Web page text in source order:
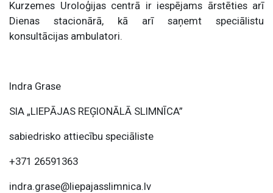
Kurzemes Uroloģijas centrā ir iespējams ārstēties arī
Dienas stacionārā, kā arī saņemt speciālistu
konsultācijas ambulatori.
Indra Grase
SIA „LIEPĀJAS REĢIONĀLĀ SLIMNĪCA”
sabiedrisko attiecību speciāliste
+371 26591363
indra.grase@liepajasslimnica.lv